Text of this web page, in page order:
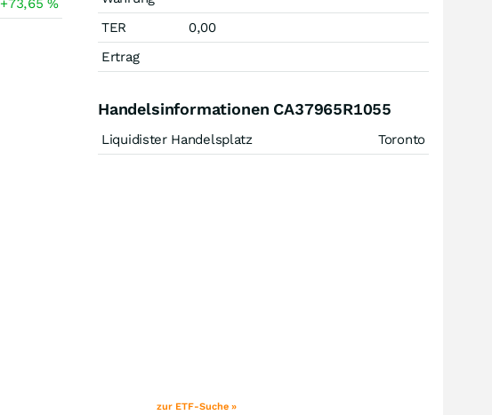
+73,65%
TER
0,00
Ertrag
Handelsinformationen CA37965R1055
Liquidister Handelsplatz Toronto
zur ETF-Suche »